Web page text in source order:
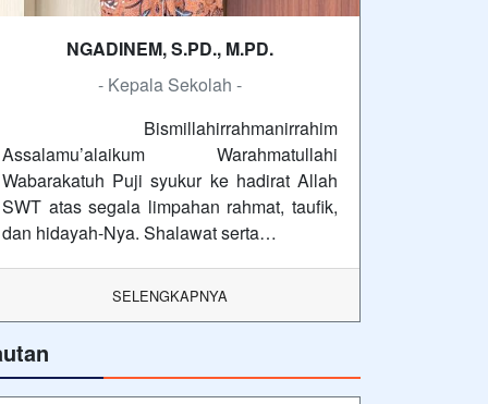
NGADINEM, S.PD., M.PD.
- Kepala Sekolah -
Bismillahirrahmanirrahim
Assalamu’alaikum Warahmatullahi
Wabarakatuh Puji syukur ke hadirat Allah
SWT atas segala limpahan rahmat, taufik,
dan hidayah-Nya. Shalawat serta…
SELENGKAPNYA